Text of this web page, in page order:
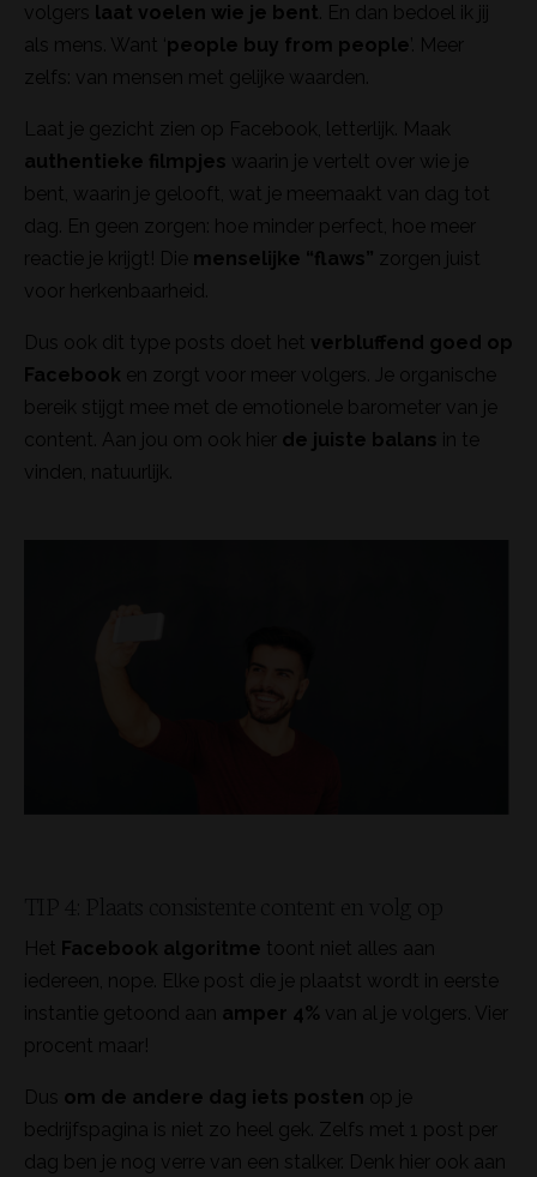
volgers laat voelen wie je bent . En dan bedoel ik jij
als mens. Want ‘people buy from people’. Meer
zelfs: van mensen met gelijke waarden.
Laat je gezicht zien op Facebook, letterlijk. Maak
authentieke filmpjes waarin je vertelt over wie je
bent, waarin je gelooft, wat je meemaakt van dag tot
dag. En geen zorgen: hoe minder perfect, hoe meer
reactie je krijgt! Die menselijke “flaws” zorgen juist
voor herkenbaarheid.
Dus ook dit type posts doet het verbluffend goed op
Facebook en zorgt voor meer volgers. Je organische
bereik stijgt mee met de emotionele barometer van je
content. Aan jou om ook hier de juiste balans in te
vinden, natuurlijk.
Het Facebook algoritme toont niet alles aan
iedereen, nope. Elke post die je plaatst wordt in eerste
instantie getoond aan amper 4% van al je volgers. Vier
procent maar!
Dus om de andere dag iets posten op je
bedrijfspagina is niet zo heel gek. Zelfs met 1 post per
dag ben je nog verre van een stalker. Denk hier ook aan